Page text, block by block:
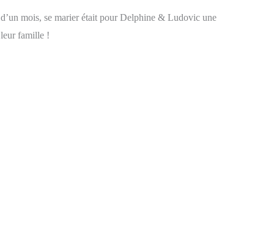
d’un mois, se marier était pour Delphine & Ludovic une
famille !